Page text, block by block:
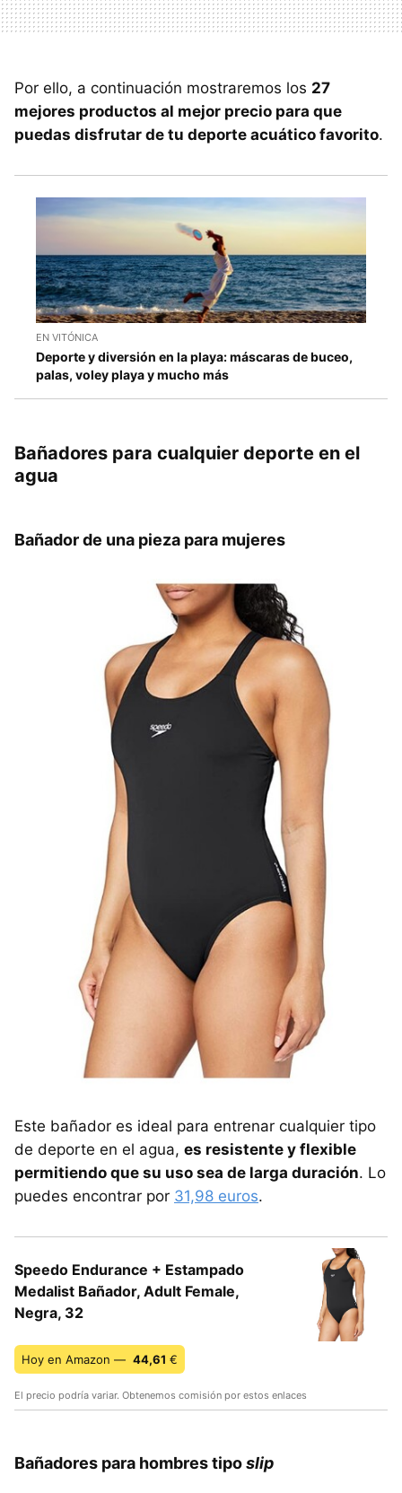
Por ello, a continuación mostraremos los 27
mejores productos al mejor precio para que
puedas disfrutar de tu deporte acuático favorito.
EN VITÓNICA
Deporte y diversión en la playa: máscaras de buceo,
palas, voley playa y mucho más
Bañadores para cualquier deporte en el
agua
Bañador de una pieza para mujeres
Este bañador es ideal para entrenar cualquier tipo
de deporte en el agua, es resistente y flexible
permitiendo que su uso sea de larga duración. Lo
puedes encontrar por 31,98 euros.
Speedo Endurance + Estampado
Medalist Bañador, Adult Female,
Negra, 32
Hoy en Amazon — 44,61 €
El precio podría variar. Obtenemos comisión por estos enlaces
Bañadores para hombres tiposlip